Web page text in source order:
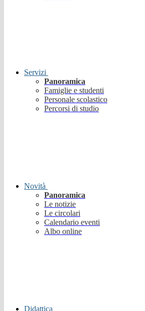
Servizi
Panoramica
Famiglie e studenti
Personale scolastico
Percorsi di studio
Novità
Panoramica
Le notizie
Le circolari
Calendario eventi
Albo online
Didattica